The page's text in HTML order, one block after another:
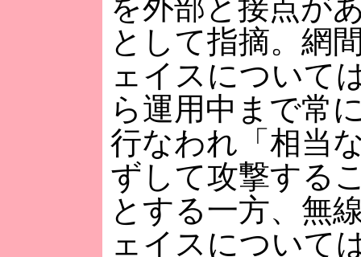
を外部と接点が
として指摘。網
ェイスについて
ら運用中まで常
行なわれ「相当
ずして攻撃する
とする一方、無
ェイスについて